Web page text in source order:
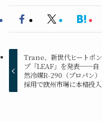
Trane、新世代ヒートポン
プ「LEAF」を発表──自
然冷媒R-290（プロパン）
採用で欧州市場に本格投入